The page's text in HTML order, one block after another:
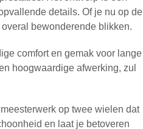
details. Of je nu op de
bewonderende blikken.
comfort en gemak voor lange
hoogwaardige afwerking, zul
op twee wielen dat
en laat je betoveren